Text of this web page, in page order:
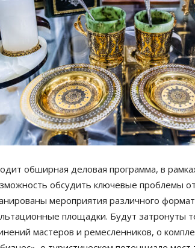
обширная деловая программа, в
обсудить ключевые проблемы
мероприятия различного
площадки. Будут затронуты
мастеров и ремесленников, о